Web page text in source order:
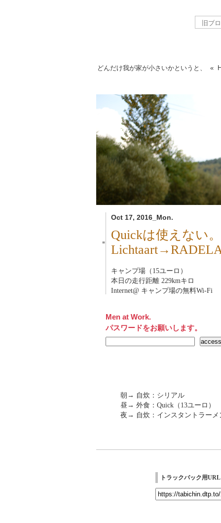
どんだけ我が家が小さいかというと、 «
Oct 17, 2016_Mon.
■
Quickは使えない。
キャンプ場（15ユーロ）
本日の走行距離 229kmキロ
Internet@ キャンプ場の無料Wi-Fi
Men at Work.
パスワードをお願いします。
朝→ 自炊：シリアル
昼→ 外食：Quick（13ユーロ）
夜→ 自炊：インスタントラーメ
トラックバック用URL